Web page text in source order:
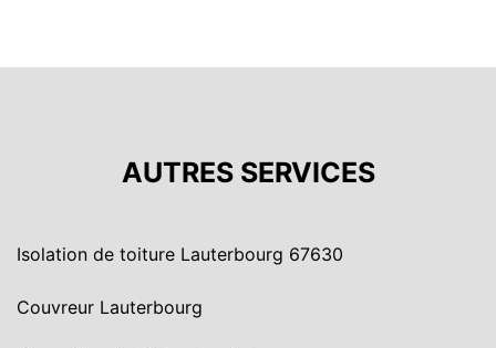
AUTRES SERVICES
Isolation de toiture Lauterbourg 67630
Couvreur Lauterbourg